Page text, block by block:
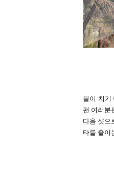
볼이 치기
팬 여러분
다음 샷으
타를 줄이